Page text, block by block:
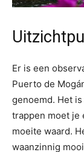
Er is een
Puerto de
genoemd. Het
trappen moet je
moeite waard.
waanzinnig